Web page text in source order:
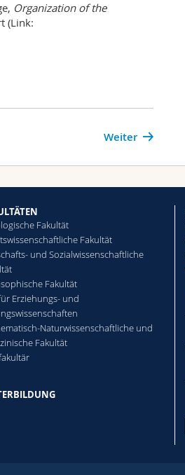
Organization of the
(Link:
Weiter
Fakultät
Fakultät
und Sozialwissenschaftliche
Fakultät
Erziehungs- und
Naturwissenschaftliche und
Fakultät